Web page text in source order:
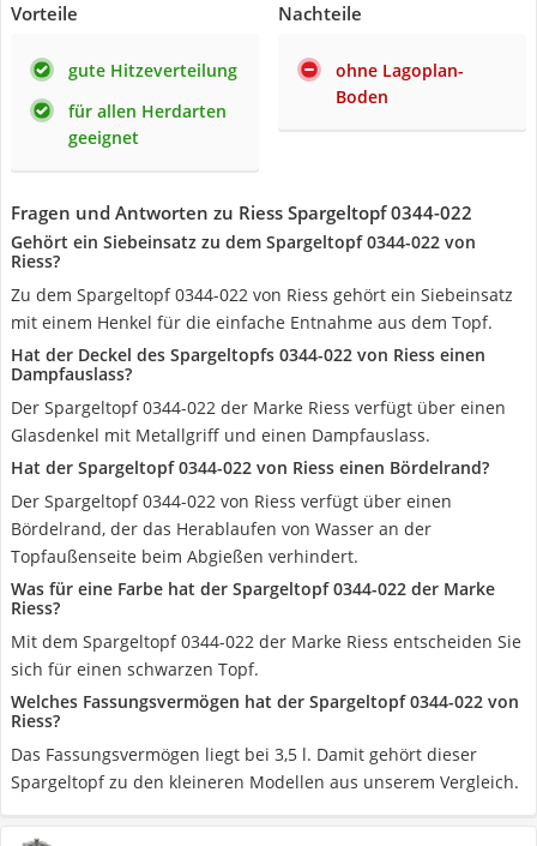
Vorteile
gute Hitzeverteilung
für allen Herdarten
geeignet
Nachteile
ohne Lagoplan-
Boden
Fragen und Antworten zu Riess Spargeltopf 0344-022
Gehört ein Siebeinsatz zu dem Spargeltopf 0344-022 von
Riess?
Zu dem Spargeltopf 0344-022 von Riess gehört ein Siebeinsatz
mit einem Henkel für die einfache Entnahme aus dem Topf.
Hat der Deckel des Spargeltopfs 0344-022 von Riess einen
Dampfauslass?
Der Spargeltopf 0344-022 der Marke Riess verfügt über einen
Glasdenkel mit Metallgriff und einen Dampfauslass.
Hat der Spargeltopf 0344-022 von Riess einen Bördelrand?
Der Spargeltopf 0344-022 von Riess verfügt über einen
Bördelrand, der das Herablaufen von Wasser an der
Topfaußenseite beim Abgießen verhindert.
Was für eine Farbe hat der Spargeltopf 0344-022 der Marke
Riess?
Mit dem Spargeltopf 0344-022 der Marke Riess entscheiden Sie
sich für einen schwarzen Topf.
Welches Fassungsvermögen hat der Spargeltopf 0344-022 von
Riess?
Das Fassungsvermögen liegt bei 3,5 l. Damit gehört dieser
Spargeltopf zu den kleineren Modellen aus unserem Vergleich.